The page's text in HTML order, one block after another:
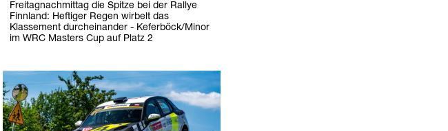
Freitagnachmittag die Spitze bei der Rallye
Finnland: Heftiger Regen wirbelt das
Klassement durcheinander - Keferböck/Minor
im WRC Masters Cup auf Platz 2